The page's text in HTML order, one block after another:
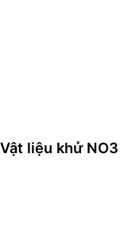
liệu khử NO3